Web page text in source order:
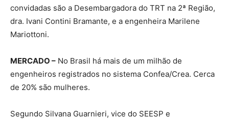
convidadas são a Desembargadora do TRT na 2ª Região,
dra. Ivani Contini Bramante, e a engenheira Marilene
Mariottoni.
MERCADO – No Brasil há mais de um milhão de
engenheiros registrados no sistema Confea/Crea. Cerca
de 20% são mulheres.
Segundo Silvana Guarnieri, vice do SEESP e